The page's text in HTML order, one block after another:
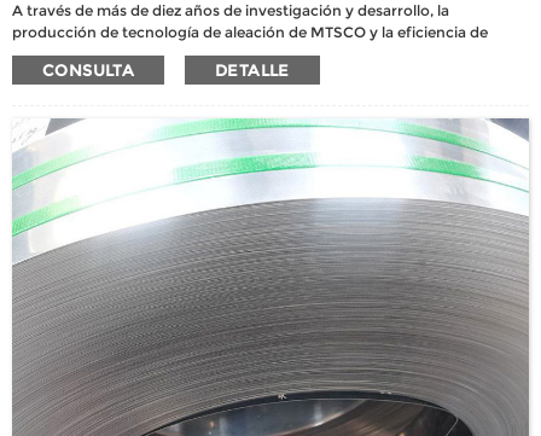
A través de más de diez años de investigación y desarrollo, la
producción de tecnología de aleación de MTSCO y la eficiencia de
varios materiales se han mejorado enormemente. La empresa ha
aprobado la certificación del Sistema Nacional de Gestión de Calidad
en la revisión de 9 estándares nacionales y 3 estándares de la industria.
CONSULTA DETALLE